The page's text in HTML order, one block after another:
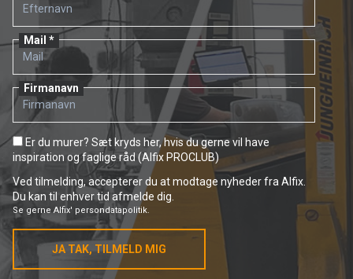
Mail
Firmanavn
Er du murer? Sæt kryds her, hvis du gerne vil have
inspiration og faglige råd (Alfix PROCLUB)
Ved tilmelding, accepterer du at modtage nyheder fra Alfix.
Du kan til enhver tid afmelde dig.
Se gerneAlfix' persondatapolitik.
JA TAK, TILMELD MIG